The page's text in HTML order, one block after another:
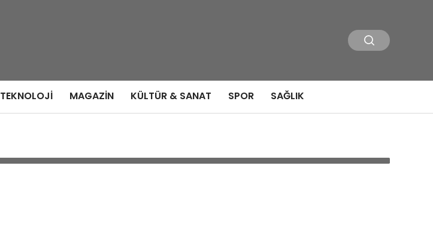
TEKNOLOJI MAGAZIN KÜLTÜR & SANAT SPOR SAĞLIK